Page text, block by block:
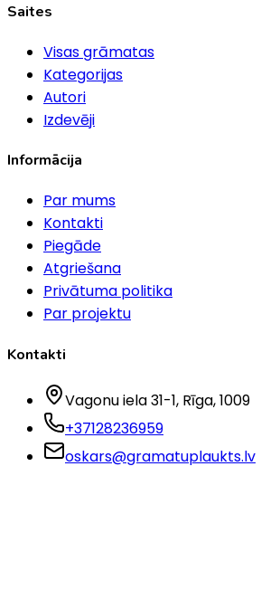
Saites
Visas grāmatas
Kategorijas
Autori
Izdevēji
Informācija
Par mums
Kontakti
Piegāde
Atgriešana
Privātuma politika
Par projektu
Kontakti
Vagonu iela 31-1, Rīga, 1009
+37128236959
oskars@gramatuplaukts.lv